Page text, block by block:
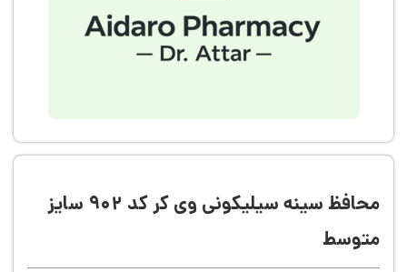
محافظ سینه سیلیکونی وی کر کد ۹۰۲ سایز
متوسط